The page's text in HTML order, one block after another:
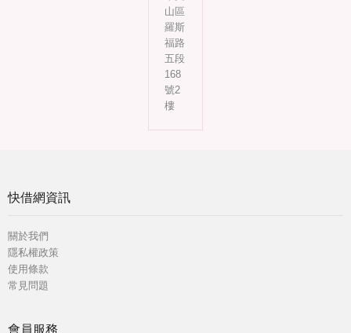
山區
羅斯
福路
五段
168
號2
樓
快借網資訊
關於我們
隱私權政策
使用條款
常見問題
會員服務